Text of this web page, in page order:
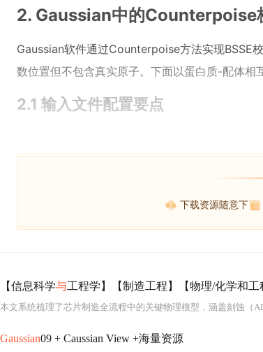
2. Gaussian中的Counterpoise
Gaussian软件通过Counterpoise方法实现BSSE
数位置但不包含真实原子。下面以蛋白质-配体相
2.1 输入文件配置要点
下载资源随意下
【信息科学与工程学】【制造工程】【物理/化学和
本文系统梳理了芯片制造全流程中的关键物理模型，涵盖刻蚀（
Gaussian09 + Caussian View +海量资源